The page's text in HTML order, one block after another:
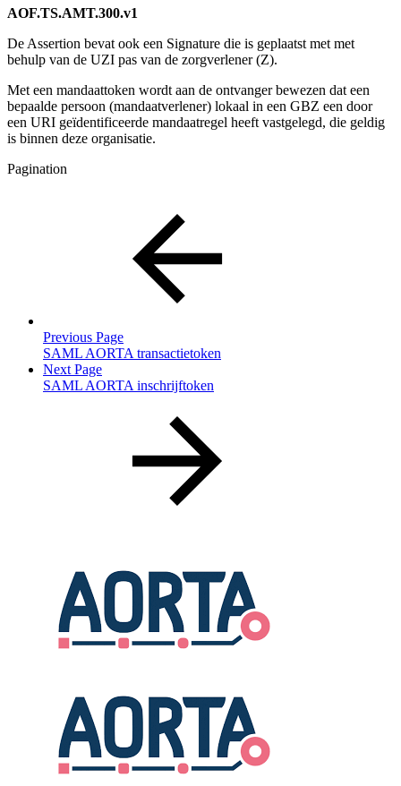
AOF.TS.AMT.300.v1
De Assertion bevat ook een Signature die is geplaatst met met
behulp van de UZI pas van de zorgverlener (Z).
Met een mandaattoken wordt aan de ontvanger bewezen dat een
bepaalde persoon (mandaatverlener) lokaal in een GBZ een door
een URI geïdentificeerde mandaatregel heeft vastgelegd, die geldig
is binnen deze organisatie.
Pagination
Previous Page
SAML AORTA transactietoken
Next Page
SAML AORTA inschrijftoken